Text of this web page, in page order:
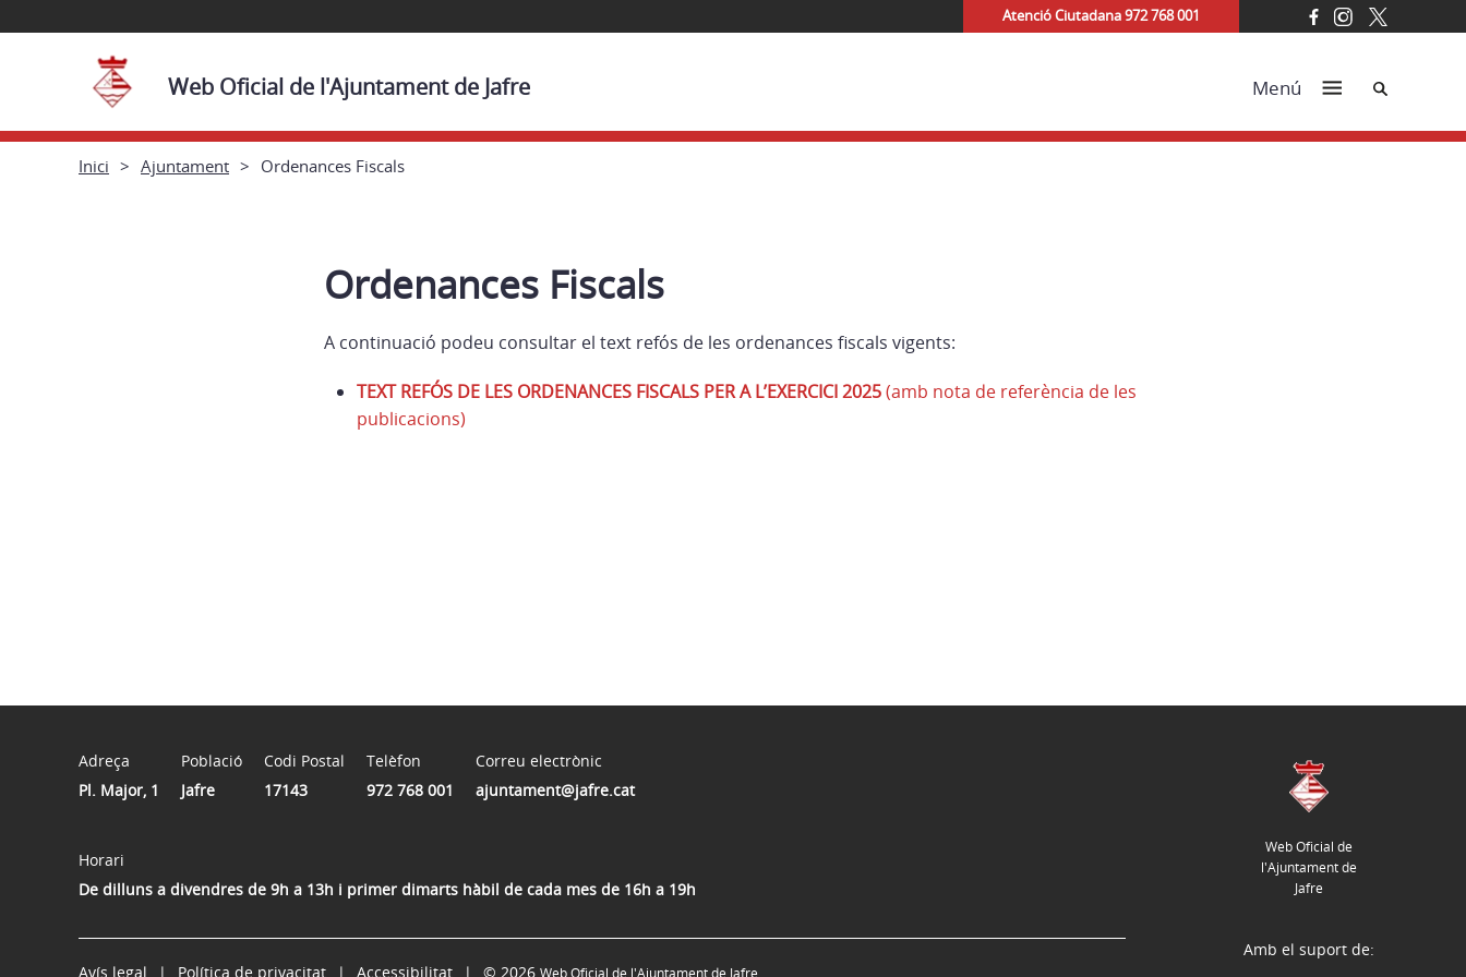
Atenció Ciutadana 972 768 001
Web Oficial de l'Ajuntament de Jafre Menú Cerca
Inici Ajuntament Ordenances Fiscals
Ordenances Fiscals
A continuació podeu consultar el text refós de les ordenances fiscals vigents:
TEXT REFÓS DE LES ORDENANCES FISCALS PER A L’EXERCICI 2025(amb nota de referència de les
publicacions)
Adreça
Pl. Major, 1
Població
Jafre
Codi Postal
17143
Telèfon
972 768 001
Correu electrònic
ajuntament@jafre.cat
Horari
De dilluns a divendres de 9h a 13h i primer dimarts hàbil de cada mes de 16h a 19h
Web Oficial de
l'Ajuntament de
Jafre
Avís legal Política de privacitat Accessibilitat © 2026
Amb el suport de: